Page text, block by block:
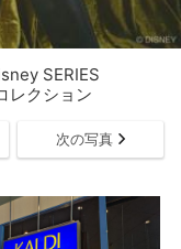
SERIES
レクション
次の写真